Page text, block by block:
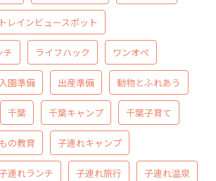
トレインビュースポット
チ ライフハック ワンオペ
入園準備 出産準備 動物とふれあう
千葉 千葉キャンプ 千葉子育て
の教育 子連れキャンプ
連れランチ 子連れ旅行 子連れ温泉